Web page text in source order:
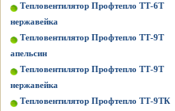
Тепловентилятор Профтепло ТТ-6Т
нержавейка
Тепловентилятор Профтепло ТТ-9Т
апельсин
Тепловентилятор Профтепло ТТ-9Т
нержавейка
Тепловентилятор Профтепло ТТ-9ТК